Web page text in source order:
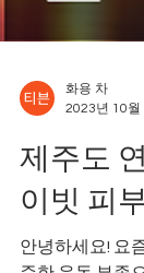
화용 차
2023년 10월
제주도